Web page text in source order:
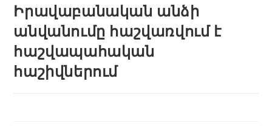
Իրավաբանական անձի
անվանումը հաշվառվում է
հաշվապահական
հաշիվներում